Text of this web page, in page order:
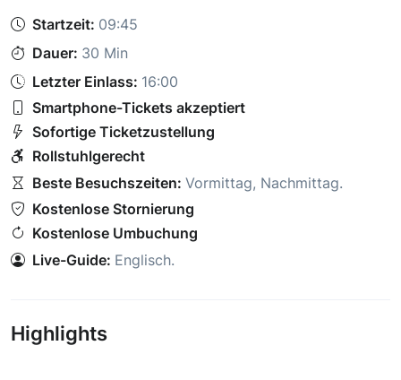
Startzeit: 09:45
Dauer: 30 Min
Letzter Einlass: 16:00
Smartphone-Tickets akzeptiert
Sofortige Ticketzustellung
Rollstuhlgerecht
Beste Besuchszeiten: Vormittag, Nachmittag.
Kostenlose Stornierung
Kostenlose Umbuchung
Live-Guide: Englisch.
Highlights